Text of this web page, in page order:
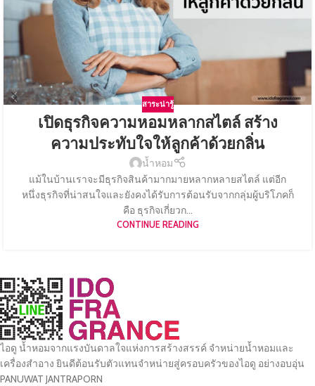
สาระน่ารู้
เปิดธุรกิจความหอมหลากสไตล์ สร้าง
ความประทับใจให้ลูกค้าด้วยกลิ่น
น้ำหอม
แม้ในบ้านเราจะมีธุรกิจสินค้ามากมายหลากหลายสไตล์ แต่อีก
หนึ่งธุรกิจที่น่าสนใจและยังคงได้รับการต้อนรับจากกลุ่มผู้บริโภคก็
คือ ธุรกิจเกี่ยวก...
CONTINUE READING
ไอดู น้ำหอมจากแรงบันดาลใจแห่งการสร้างสรรค์ จำหน่ายน้ำหอมและ
เครื่องสำอาง ยินดีต้อนรับตัวแทนจำหน่ายสู่ครอบครัวของไอดู อย่างอบอุ่น
PANUWAT JANTRAPORN